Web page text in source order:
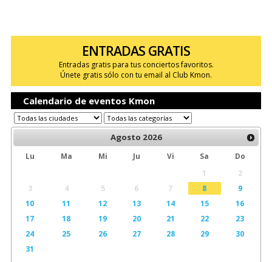
ENTRADAS GRATIS
Entradas gratis para tus conciertos favoritos.
Únete gratis sólo con tu email al Club Kmon.
Calendario de eventos Kmon
Agosto 2026
Lu Ma Mi Ju Vi Sa
Do
1
2
3
4 5 6 7 8
9
10
11 12 13 14 15
16
17
18 19 20 21 22
23
24
25 26 27 28 29
30
31